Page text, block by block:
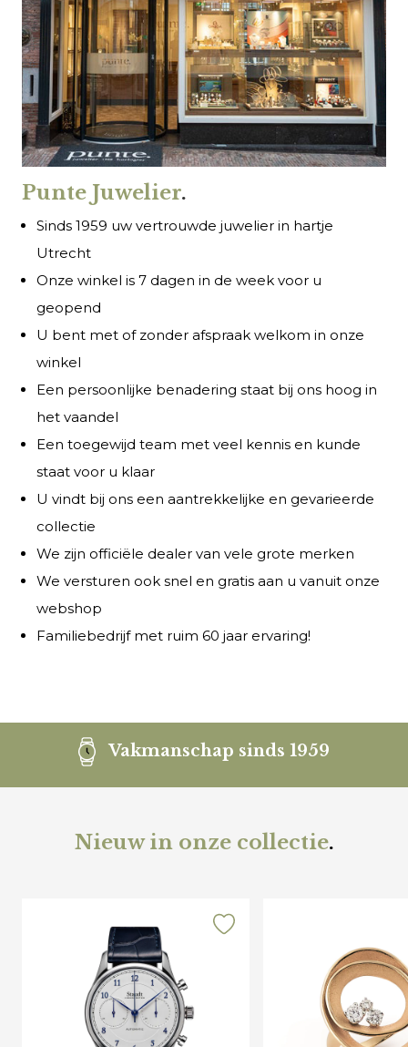
Punte Juwelier.
Sinds 1959 uw vertrouwde juwelier in hartje
Utrecht
Onze winkel is 7 dagen in de week voor u
geopend
U bent met of zonder afspraak welkom in onze
winkel
Een persoonlijke benadering staat bij ons hoog in
het vaandel
Een toegewijd team met veel kennis en kunde
staat voor u klaar
U vindt bij ons een aantrekkelijke en gevarieerde
collectie
We zijn officiële dealer van vele grote merken
We versturen ook snel en gratis aan u vanuit onze
webshop
Familiebedrijf met ruim 60 jaar ervaring!
Vakmanschap sinds 1959
Nieuw in onze collectie.